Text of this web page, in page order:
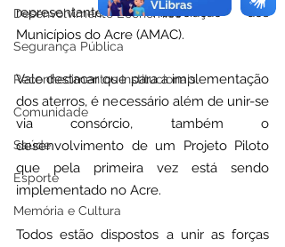
Desenvolvimento Econômico
Segurança Pública
Reconhecimentos Institucionais
Comunidade
Saúde
Esporte
Memória e Cultura
representante  Associação dos
Municípios do Acre (AMAC).
Vale destacar que para a implementação
dos aterros, é necessário além de unir-se
via consórcio, também o
desenvolvimento de um Projeto Piloto
que pela primeira vez está sendo
implementado no Acre.
Todos estão dispostos a unir as forças